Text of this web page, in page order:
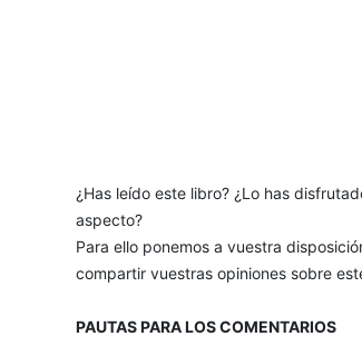
¿Has leído este libro? ¿Lo has
aspecto?
Para ello ponemos a vuestra
compartir vuestras opiniones sobre
PAUTAS PARA LOS COMENTARIOS